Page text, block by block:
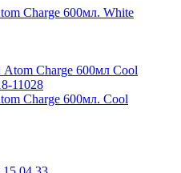
Charge 600мл. White
Charge 600мл. Cool